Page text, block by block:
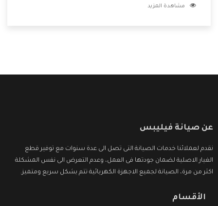
وتقدم للعملاء أقوى العروض والخصومات التى تسهل على
مشاهدة المزيد
عن صيانة فيليبس
نقدم لعملائنا خدمات الصيانة التى تصل الى عدة سنوات مع توفير قطع
الغيار الاصلية لضمان جودتها فى العمل، وعدم التعرض الى نفس المشكلة
اكثر من مرة، الصيانة لجميع الاجهزة الكهربائية تتم بشكل سريع ومتميز.
الأقسام